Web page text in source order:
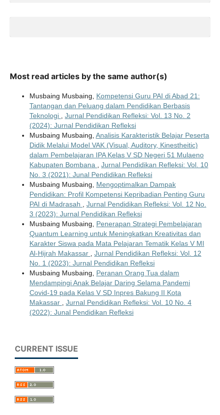
Most read articles by the same author(s)
Musbaing Musbaing, Kompetensi Guru PAI di Abad 21:
Tantangan dan Peluang dalam Pendidikan Berbasis
Teknologi
Jurnal Pendidikan Refleksi: Vol. 13 No. 2
(2024): Jurnal Pendidikan Refleksi
Musbaing Musbaing, Analisis Karakteristik Belajar Peserta
Didik Melalui Model VAK (Visual, Auditory, Kinestheitic)
dalam Pembelajaran IPA Kelas V SD Negeri 51 Mulaeno
Kabupaten Bombana
Jurnal Pendidikan Refleksi: Vol. 10
No. 3 (2021): Junal Pendidikan Refleksi
Musbaing Musbaing, Mengoptimalkan Dampak
Pendidikan: Profil Kompetensi Kepribadian Penting Guru
PAI di Madrasah
Jurnal Pendidikan Refleksi: Vol. 12 No.
3 (2023): Jurnal Pendidikan Refleksi
Musbaing Musbaing, Penerapan Strategi Pembelajaran
Quantum Learning untuk Meningkatkan Kreativitas dan
Karakter Siswa pada Mata Pelajaran Tematik Kelas V MI
Al-Hijrah Makassar
Jurnal Pendidikan Refleksi: Vol. 12
No. 1 (2023): Jurnal Pendidikan Refleksi
Musbaing Musbaing, Peranan Orang Tua dalam
Mendampingi Anak Belajar Daring Selama Pandemi
Covid-19 pada Kelas V SD Inpres Bakung II Kota
Makassar
Jurnal Pendidikan Refleksi: Vol. 10 No. 4
(2022): Junal Pendidikan Refleksi
CURRENT ISSUE